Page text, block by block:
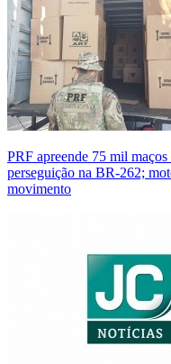
PRF apreende 75 mil
perseguição na BR-262;
movimento